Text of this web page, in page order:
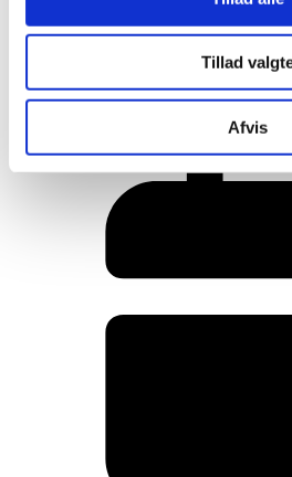
Tillad
Afvis
Her er alle vinderne fra